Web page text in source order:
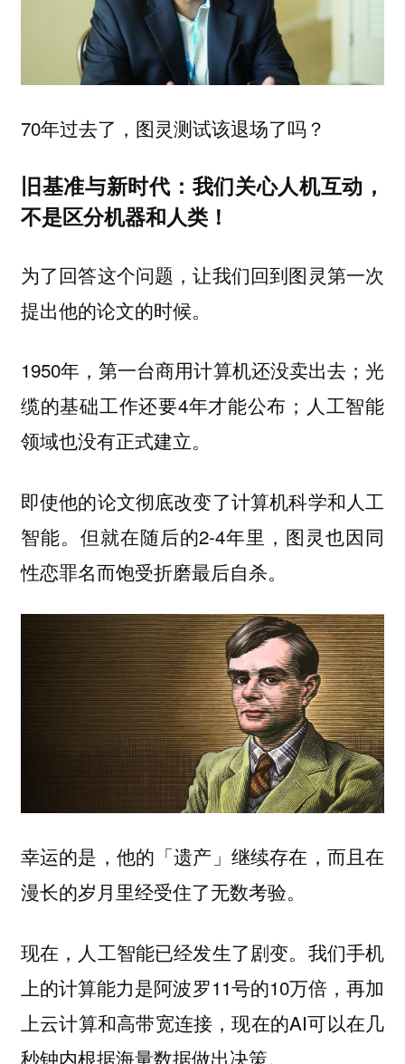
70年过去了，图灵测试该退场了吗？
旧基准与新时代：我们关心人机互动，
不是区分机器和人类！
为了回答这个问题，让我们回到图灵第一次
提出他的论文的时候。
1950年，第一台商用计算机还没卖出去；光
缆的基础工作还要4年才能公布；人工智能
领域也没有正式建立。
即使他的论文彻底改变了计算机科学和人工
智能。但就在随后的2-4年里，图灵也因同
性恋罪名而饱受折磨最后自杀。
幸运的是，他的「遗产」继续存在，而且在
漫长的岁月里经受住了无数考验。
现在，人工智能已经发生了剧变。我们手机
上的计算能力是阿波罗11号的10万倍，再加
上云计算和高带宽连接，现在的AI可以在几
秒钟内根据海量数据做出决策。